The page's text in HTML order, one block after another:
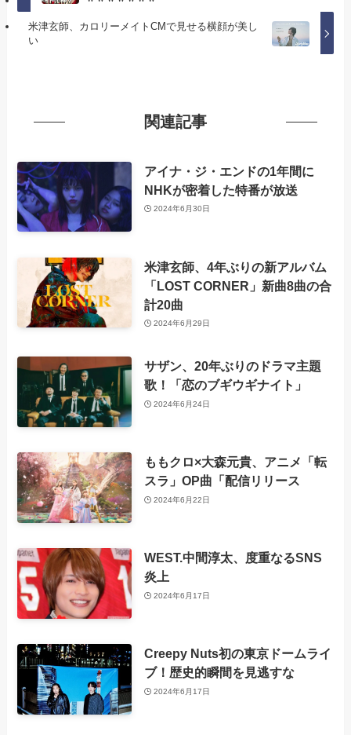
米津玄師、カロリーメイトCMで見せる横顔が美し
い
関連記事
アイナ・ジ・エンドの1年間に
NHKが密着した特番が放送
2024年6月30日
米津玄師、4年ぶりの新アルバム
「LOST CORNER」新曲8曲の合
計20曲
2024年6月29日
サザン、20年ぶりのドラマ主題
歌！「恋のブギウギナイト」
2024年6月24日
ももクロ×大森元貴、アニメ「転
スラ」OP曲「配信リリース
2024年6月22日
WEST.中間淳太、度重なるSNS
炎上
2024年6月17日
Creepy Nuts初の東京ドームライ
ブ！歴史的瞬間を見逃すな
2024年6月17日